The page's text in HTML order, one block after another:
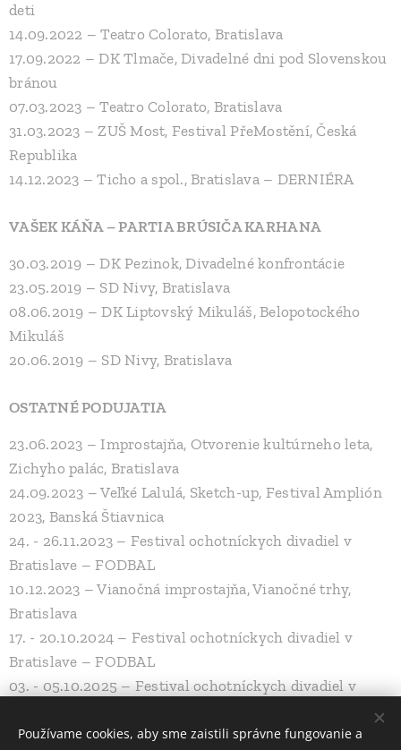
deti
14.09.2022 – Teatro Colorato, Bratislava
17.09.2022 – DK Tlmače, Divadelné dni pod Slovenskou
bránou
07.03.2023 – Teatro Colorato, Bratislava
31.03.2023 – ZUŠ Most, Festival PřeMostění, Česká
Republika
14.12.2023 – Ticho a spol., Bratislava – DERNIÉRA
VAŠEK KÁŇA – PARTIA BRÚSIČA KARHANA
30.03.2019 – DK Pezinok, Divadelné konfrontácie
23.05.2019 – SD Nivy, Bratislava
08.06.2019 – DK Liptovský Mikuláš, Belopotockého
Mikuláš
20.06.2019 – SD Nivy, Bratislava
OSTATNÉ PODUJATIA
23.06.2023 – Improstajňa, Otvorenie kultúrneho leta,
Zichyho palác, Bratislava
24.09.2023 – Veľké Lalulá, Sketch-up, Festival Amplión
2023, Banská Štiavnica
24. - 26.11.2023 – Festival ochotníckych divadiel v
Bratislave – FODBAL
10.12.2023 – Vianočná improstajňa, Vianočné trhy,
Bratislava
17. - 20.10.2024 – Festival ochotníckych divadiel v
Bratislave – FODBAL
03. - 05.10.2025 – Festival ochotníckych divadiel v
Používame cookies, aby sme zaistili správne fungovanie a